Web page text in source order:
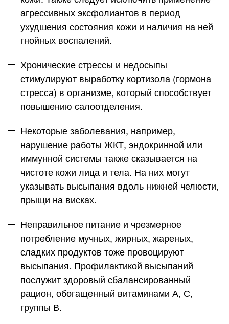
агрессивных эксфолиантов в период
ухудшения состояния кожи и наличия на ней
гнойных воспалений.
Хронические стрессы и недосыпы
стимулируют выработку кортизола (гормона
стресса) в организме, который способствует
повышению салоотделения.
Некоторые заболевания, например,
нарушение работы ЖКТ, эндокринной или
иммунной системы также сказывается на
чистоте кожи лица и тела. На них могут
указывать высыпания вдоль нижней челюсти,
прыщи на висках.
Неправильное питание и чрезмерное
потребление мучных, жирных, жареных,
сладких продуктов тоже провоцируют
высыпания. Профилактикой высыпаний
послужит здоровый сбалансированный
рацион, обогащенный витаминами А, С,
группы В.